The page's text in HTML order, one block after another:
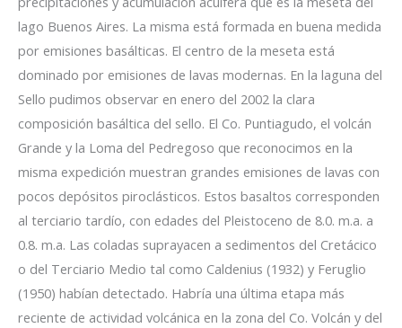
lago Buenos Aires. La misma está formada en buena medida
por emisiones basálticas. El centro de la meseta está
dominado por emisiones de lavas modernas. En la laguna del
Sello pudimos observar en enero del 2002 la clara
composición basáltica del sello. El Co. Puntiagudo, el volcán
Grande y la Loma del Pedregoso que reconocimos en la
misma expedición muestran grandes emisiones de lavas con
pocos depósitos piroclásticos. Estos basaltos corresponden
al terciario tardío, con edades del Pleistoceno de 8.0. m.a. a
0.8. m.a. Las coladas suprayacen a sedimentos del Cretácico
o del Terciario Medio tal como Caldenius (1932) y Feruglio
(1950) habían detectado. Habría una última etapa más
reciente de actividad volcánica en la zona del Co. Volcán y del